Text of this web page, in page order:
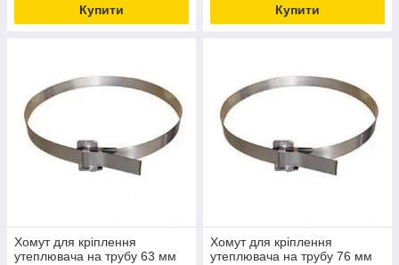
Купити Купити
Хомут для кріплення
утеплювача на трубу 63 мм
Хомут для кріплення
утеплювача на трубу 76 мм